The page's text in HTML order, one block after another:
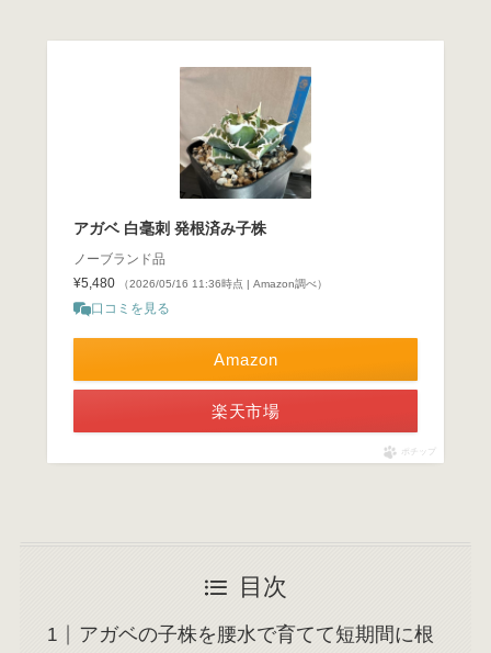
アガベ 白毫刺 発根済み子株
ノーブランド品
¥5,480
（2026/05/16 11:36時点 | Amazon調べ）
口コミを見る
Amazon
楽天市場
ポチップ
目次
アガベの子株を腰水で育てて短期間に根